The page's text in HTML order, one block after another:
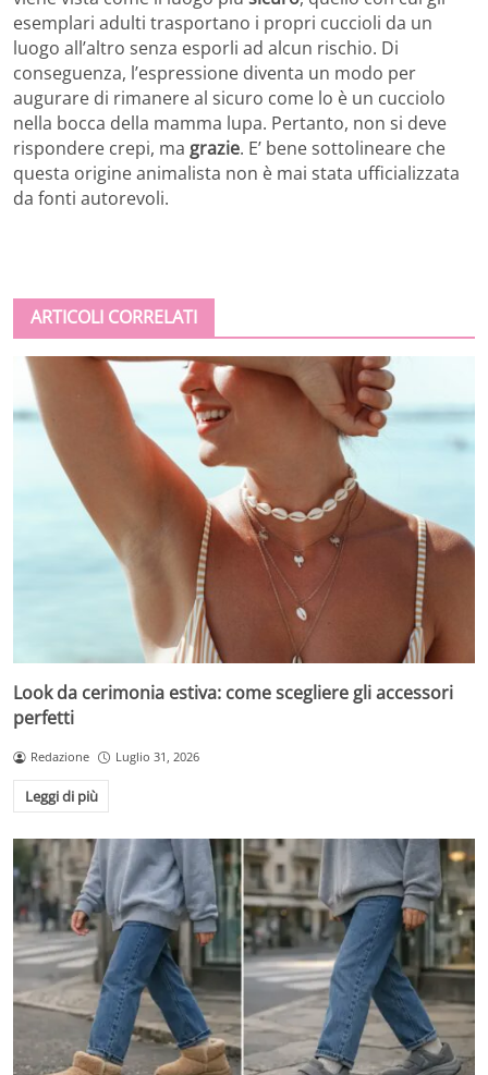
esemplari adulti trasportano i propri cuccioli da un
luogo all’altro senza esporli ad alcun rischio. Di
conseguenza, l’espressione diventa un modo per
augurare di rimanere al sicuro come lo è un cucciolo
nella bocca della mamma lupa. Pertanto, non si deve
rispondere crepi, ma grazie. E’ bene sottolineare che
questa origine animalista non è mai stata ufficializzata
da fonti autorevoli.
ARTICOLI CORRELATI
Look da cerimonia estiva: come scegliere gli accessori
perfetti
Redazione Luglio 31, 2026
Leggi di più